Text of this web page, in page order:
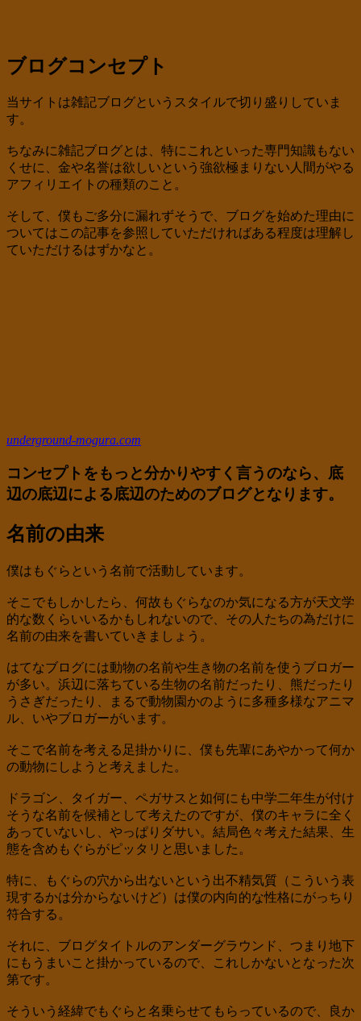
ブログコンセプト
当サイトは雑記ブログというスタイルで切り盛りしていま
す。
ちなみに雑記ブログとは、特にこれといった専門知識もない
くせに、金や名誉は欲しいという強欲極まりない人間がやる
アフィリエイトの種類のこと。
そして、僕もご多分に漏れずそうで、ブログを始めた理由に
ついてはこの記事を参照していただければある程度は理解し
ていただけるはずかなと。
underground-mogura.com
コンセプトをもっと分かりやすく言うのなら、 底
辺の底辺による底辺のためのブログとなります。
名前の由来
僕はもぐらという名前で活動しています。
そこでもしかしたら、何故もぐらなのか気になる方が天文学
的な数くらいいるかもしれないので、その人たちの為だけに
名前の由来を書いていきましょう。
はてなブログには動物の名前や生き物の名前を使うブロガー
が多い。浜辺に落ちている生物の名前だったり、熊だったり
うさぎだったり、まるで動物園かのように多種多様なアニマ
ル、いやブロガーがいます。
そこで名前を考える足掛かりに、僕も先輩にあやかって何か
の動物にしようと考えました。
ドラゴン、タイガー、ペガサスと如何にも中学二年生が付け
そうな名前を候補として考えたのですが、僕のキャラに全く
あっていないし、やっぱりダサい。結局色々考えた結果、生
態を含めもぐらがピッタリと思いました。
特に、もぐらの穴から出ないという出不精気質（こういう表
現するかは分からないけど）は僕の内向的な性格にがっちり
符合する。
それに、ブログタイトルのアンダーグラウンド、つまり地下
にもうまいこと掛かっているので、これしかないとなった次
第です。
そういう経緯でもぐらと名乗らせてもらっているので、良か